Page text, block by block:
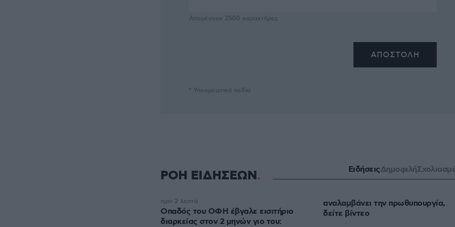
Απομένουν 2500 χαρακτήρες
* Υποχρεωτικά πεδία
ΡΟΗ ΕΙΔΗΣΕΩΝ ΕιδήσειςΔημοφιλή
Οπαδός του ΟΦΗ έβγαλε εισιτήριο
διαρκείας στον 2 μηνών γιο του:
πριν 2 λεπτά
αναλαμβάνει την πρωθυπουργία,
δείτε βίντεο